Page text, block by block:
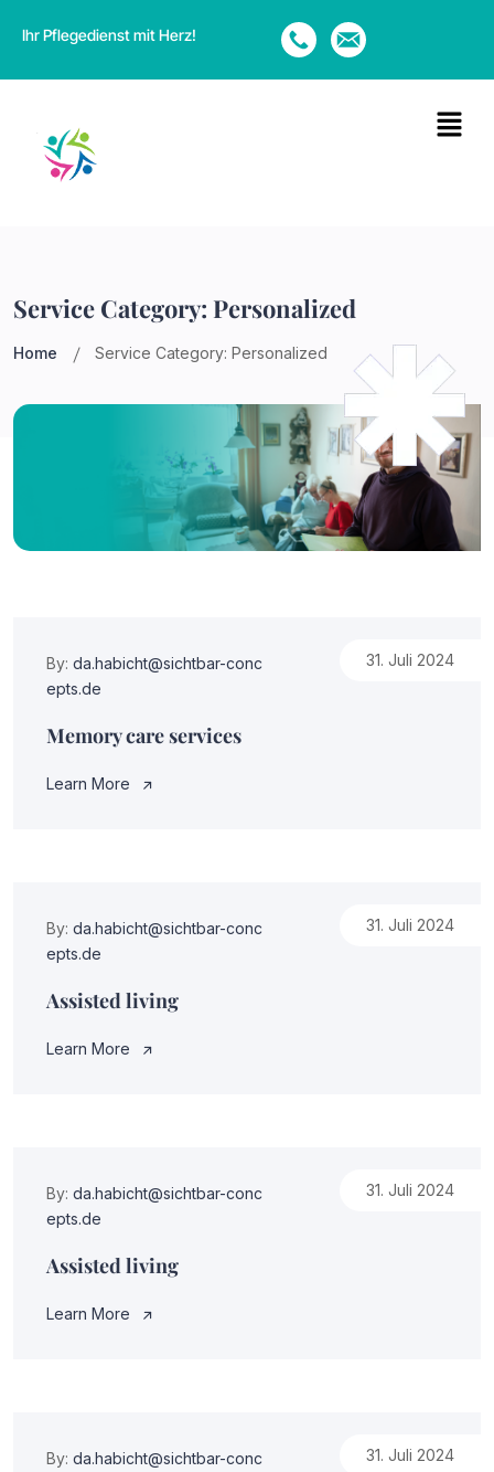
Ihr Pflegedienst mit Herz!
Service Category: Personalized
Home Service Category: Personalized
31. Juli 2024
By: da.habicht@sichtbar-conc
epts.de
Memory care services
Learn More
31. Juli 2024
By: da.habicht@sichtbar-conc
epts.de
Assisted living
Learn More
31. Juli 2024
By: da.habicht@sichtbar-conc
epts.de
Assisted living
Learn More
31. Juli 2024
By: da.habicht@sichtbar-conc